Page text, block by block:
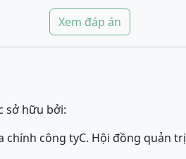
Xem đáp án
sở hữu bởi:
chính công tyC. Hội đồng quản trị